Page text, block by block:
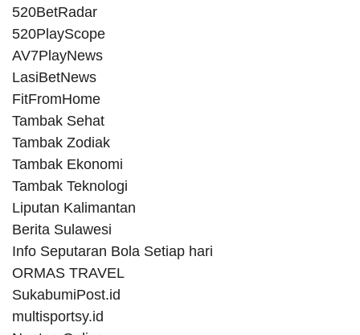
520BetRadar
520PlayScope
AV7PlayNews
LasiBetNews
FitFromHome
Tambak Sehat
Tambak Zodiak
Tambak Ekonomi
Tambak Teknologi
Liputan Kalimantan
Berita Sulawesi
Info Seputaran Bola Setiap hari
ORMAS TRAVEL
SukabumiPost.id
multisportsy.id